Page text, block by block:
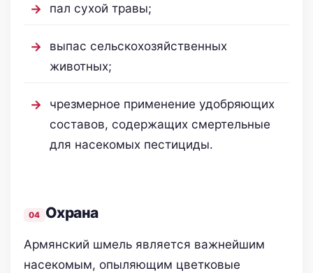
пал сухой травы;
выпас сельскохозяйственных
животных;
чрезмерное применение удобряющих
составов, содержащих смертельные
для насекомых пестициды.
Охрана
Армянский шмель является важнейшим
насекомым, опыляющим цветковые